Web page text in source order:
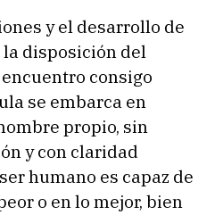
y el desarrollo de
disposición del
consigo
se embarca en
propio, sin
y con claridad
humano es capaz de
o en lo mejor, bien